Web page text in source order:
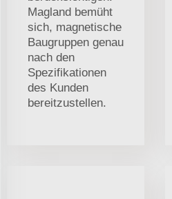
Magland bemüht
sich, magnetische
Baugruppen genau
nach den
Spezifikationen
des Kunden
bereitzustellen.